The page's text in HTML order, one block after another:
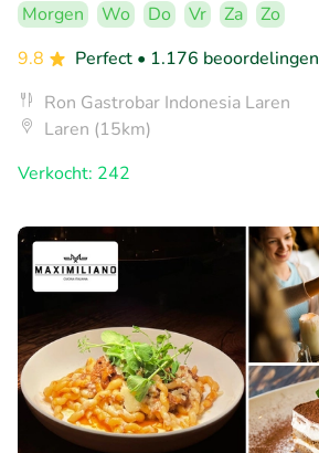
Morgen Wo Do Vr Za
Zo
9.8
Perfect • 1.176 beoordelingen
Ron Gastrobar Indonesia Laren
Laren (15km)
Verkocht: 242